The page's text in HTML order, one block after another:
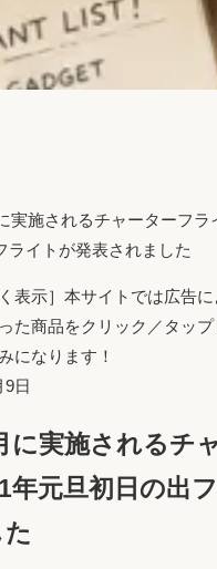
実施されるチャーターフラ
ライトが発表されました
表示］本サイトでは広告
た商品をクリック／タッ
になります！
9日
に実施されるチ
年元旦初日の出